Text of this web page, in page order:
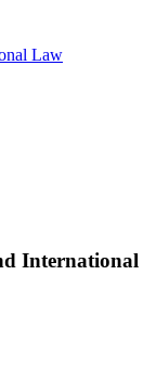
Law
International